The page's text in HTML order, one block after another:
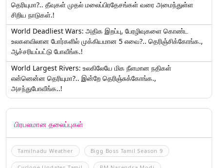
தெரியுமா?.. தீவுகள் முதல் மலைப்பிரதேசங்கள் வரை அமைந்துள்ள
சிறிய நாடுகள்.!
World Deadliest Wars: அதிக இறப்பு, பேரழிவுகளை கொண்ட
உலகளவிலான போர்களில் முக்கியமான 5 எவை?.. தெரிஞ்சிக்கோங்க.,
ஆச்சரியப்பட்டு போவீங்க.!
World Largest Rivers: உலகிலேயே மிக நீளமான நதிகள்
என்னென்ன தெரியுமா?.. இன்றே தெரிஞ்சுக்கோங்க.,
அசந்துபோவீங்க..!
பிரபலமான தலைப்புகள்
Tamilnadu Weather Bigg Boss Tamil Season 9